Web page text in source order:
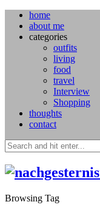
home
about me
categories
outfits
living
food
travel
Interview
Shopping
thoughts
contact
Browsing Tag